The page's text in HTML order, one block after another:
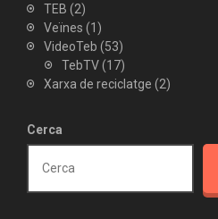
TEB (2)
Veïnes (1)
VideoTeb (53)
TebTV(17)
Xarxa de reciclatge (2)
Cerca